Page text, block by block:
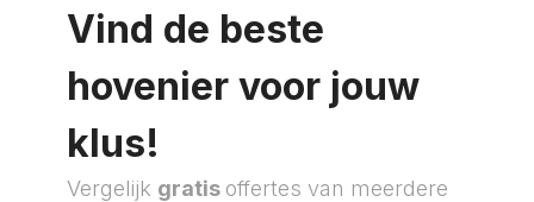
Vind de beste
hovenier voor jouw
klus!
Vergelijk gratis offertes van meerdere